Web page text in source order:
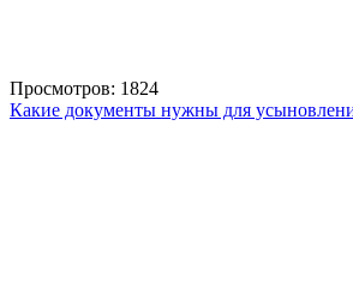
Просмотров: 1824
Какие документы нужны для